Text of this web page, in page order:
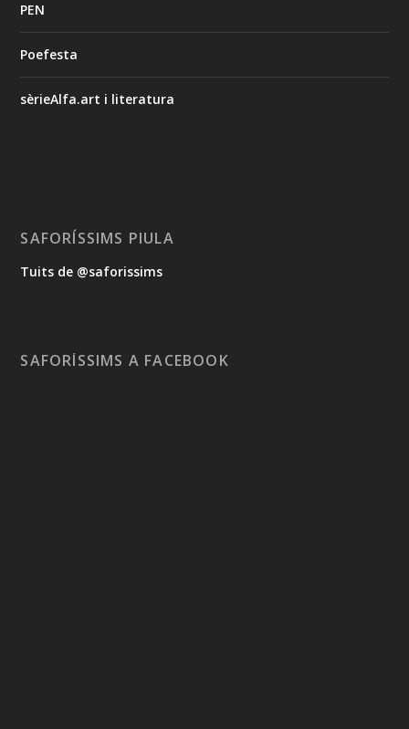
PEN
Poefesta
sèrieAlfa.art i literatura
SAFORÍSSIMS PIULA
Tuits de @saforissims
SAFORÍSSIMS A FACEBOOK